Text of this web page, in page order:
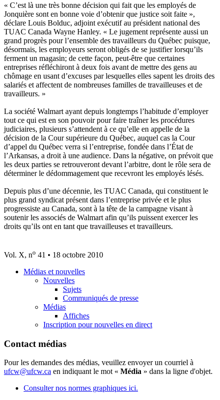
« C’est là une très bonne décision qui fait que les employés de
Jonquière sont en bonne voie d’obtenir que justice soit faite »,
déclare Louis Bolduc, adjoint exécutif au président national des
TUAC Canada Wayne Hanley. « Le jugement représente aussi un
grand progrès pour l’ensemble des travailleurs du Québec puisque,
désormais, les employeurs seront obligés de se justifier lorsqu’ils
ferment un magasin; de cette façon, peut-être que certaines
entreprises réfléchiront à deux fois avant de mettre des gens au
chômage en usant d’excuses par lesquelles elles sapent les droits des
salariés et affectent de nombreuses familles de travailleuses et de
travailleurs. »
La société Walmart ayant depuis longtemps l’habitude d’employer
tout ce qui est en son pouvoir pour faire traîner les procédures
judiciaires, plusieurs s’attendent à ce qu’elle en appelle de la
décision de la Cour supérieure du Québec, auquel cas la Cour
d’appel du Québec verra si l’entreprise, fondée dans l’État de
l’Arkansas, a droit à une audience. Dans la négative, on prévoit que
les deux parties se retrouveront devant l’arbitre, dont le rôle sera de
déterminer le dédommagement que recevront les employés lésés.
Depuis plus d’une décennie, les TUAC Canada, qui constituent le
plus grand syndicat présent dans l’entreprise privée et le plus
progressiste au Canada, sont à la tête de la campagne visant à
soutenir les associés de Walmart afin qu’ils puissent exercer les
droits qu’ils ont en tant que travailleuses et travailleurs.
Vol. X, no 41 • 18 octobre 2010
Médias et nouvelles
Nouvelles
Sujets
Communiqués de presse
Médias
Affiches
Inscription pour nouvelles en direct
Contact médias
Pour les demandes des médias, veuillez envoyer un courriel à
ufcw@ufcw.ca en indiquant le mot « Média » dans la ligne d'objet.
Consulter nos normes graphiques ici.